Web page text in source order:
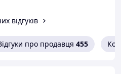
накладної для
відстеження.
замовлення
відгуків
про продавця 455